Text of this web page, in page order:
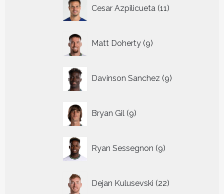
Cesar Azpilicueta 11
producten
Matt Doherty 9
producten
Davinson Sanchez 9
producten
Bryan Gil 9
producten
Ryan Sessegnon 9
producten
Dejan Kulusevski 22
producten